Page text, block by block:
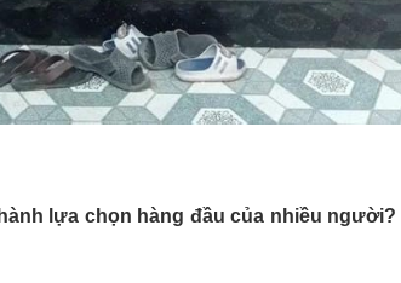
lựa chọn hàng đầu của nhiều người?